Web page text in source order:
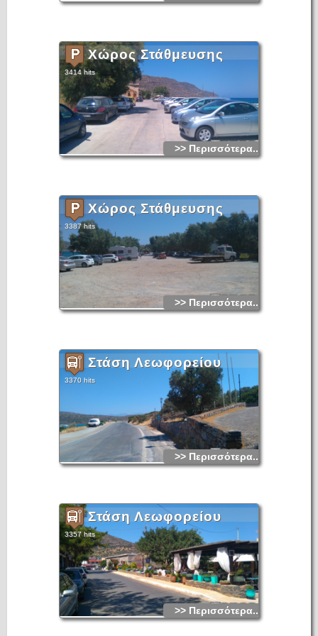
Χώρος Στάθμευσης
3414 hits
>> Περισσότερα...
Χώρος Στάθμευσης
3387 hits
>> Περισσότερα...
Στάση Λεωφορείου
3370 hits
>> Περισσότερα...
Στάση Λεωφορείου
3357 hits
>> Περισσότερα...